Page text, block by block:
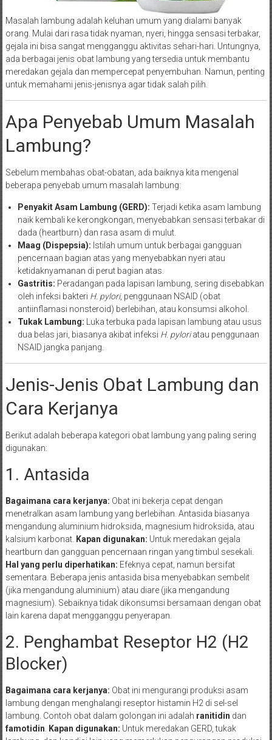
Masalah lambung adalah keluhan umum yang dialami banyak
orang. Mulai dari rasa tidak nyaman, nyeri, hingga sensasi terbakar,
gejala ini bisa sangat mengganggu aktivitas sehari-hari. Untungnya,
ada berbagai jenis obat lambung yang tersedia untuk membantu
meredakan gejala dan mempercepat penyembuhan. Namun, penting
untuk memahami jenis-jenisnya agar tidak salah pilih.
Apa Penyebab Umum Masalah
Lambung?
Sebelum membahas obat-obatan, ada baiknya kita mengenal
beberapa penyebab umum masalah lambung:
Penyakit Asam Lambung (GERD): Terjadi ketika asam lambung
naik kembali ke kerongkongan, menyebabkan sensasi terbakar di
dada (heartburn) dan rasa asam di mulut.
Maag (Dispepsia): Istilah umum untuk berbagai gangguan
pencernaan bagian atas yang menyebabkan nyeri atau
ketidaknyamanan di perut bagian atas.
Gastritis: Peradangan pada lapisan lambung, sering disebabkan
oleh infeksi bakteri H. pylori, penggunaan NSAID (obat
antiinflamasi nonsteroid) berlebihan, atau konsumsi alkohol.
Tukak Lambung: Luka terbuka pada lapisan lambung atau usus
dua belas jari, biasanya akibat infeksi H. pyloriatau penggunaan
NSAID jangka panjang.
Jenis-Jenis Obat Lambung dan
Cara Kerjanya
Berikut adalah beberapa kategori obat lambung yang paling sering
digunakan:
1. Antasida
Bagaimana cara kerjanya: Obat ini bekerja cepat dengan
menetralkan asam lambung yang berlebihan. Antasida biasanya
mengandung aluminium hidroksida, magnesium hidroksida, atau
kalsium karbonat. Kapan digunakan: Untuk meredakan gejala
heartburn dan gangguan pencernaan ringan yang timbul sesekali.
Hal yang perlu diperhatikan: Efeknya cepat, namun bersifat
sementara. Beberapa jenis antasida bisa menyebabkan sembelit
(jika mengandung aluminium) atau diare (jika mengandung
magnesium). Sebaiknya tidak dikonsumsi bersamaan dengan obat
lain karena dapat mengganggu penyerapan.
2. Penghambat Reseptor H2 (H2
Blocker)
Bagaimana cara kerjanya: Obat ini mengurangi produksi asam
lambung dengan menghalangi reseptor histamin H2 di sel-sel
lambung. Contoh obat dalam golongan ini adalah ranitidin dan
famotidin
Kapan digunakan: Untuk meredakan GERD, tukak